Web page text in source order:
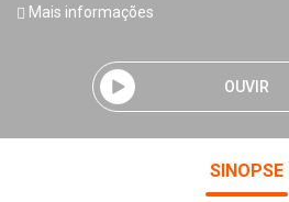
Mais informações
OUVIR
SINOPSE